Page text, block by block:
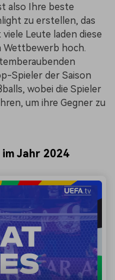
also Ihre beste
zu erstellen, das
Leute laden diese
hoch.
Spieler der Saison
wobei die Spieler
um ihre Gegner zu
Jahr 2024